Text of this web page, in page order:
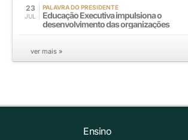
23
JUL
PALAVRA DO PRESIDENTE
Educação Executiva impulsiona o
desenvolvimento das organizações
ver mais »
Ensino